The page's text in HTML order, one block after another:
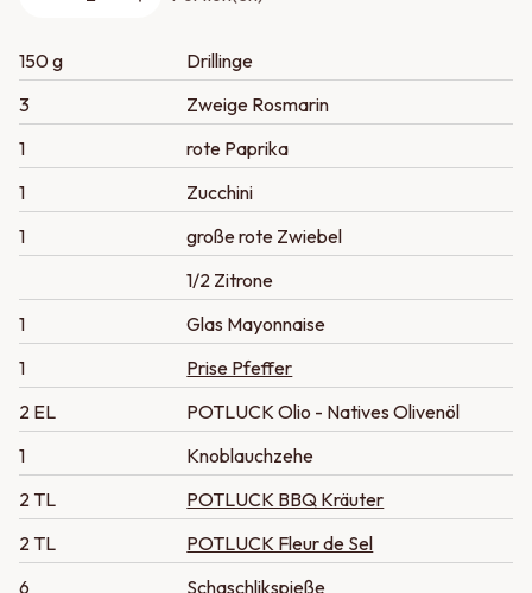
150 g
Drillinge
3
Zweige Rosmarin
1
rote Paprika
1
Zucchini
1
große rote Zwiebel
1/2 Zitrone
1
Glas Mayonnaise
1
Prise Pfeffer
2 EL
POTLUCK Olio - Natives Olivenöl
1
Knoblauchzehe
2 TL
POTLUCK BBQ Kräuter
2 TL
POTLUCK Fleur de Sel
6
Schaschlikspieße